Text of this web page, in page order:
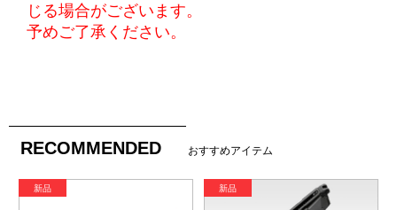
じる場合がございます。
予めご了承ください。
RECOMMENDED おすすめアイテム